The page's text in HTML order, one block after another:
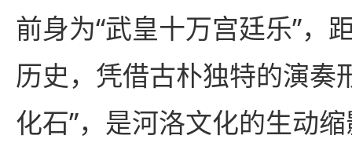
前身为“武皇十万宫廷乐”，
历史，凭借古朴独特的演奏
化石”，是河洛文化的生动